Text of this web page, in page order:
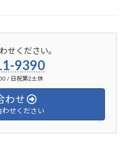
せください。
9390
/ 日祝第2土休
わせ
わせください